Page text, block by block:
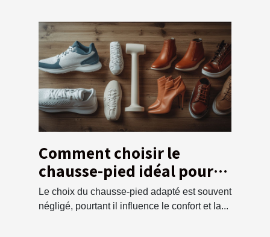
Comment choisir le
chausse-pied idéal pour
chaque type de chaussure
Le choix du chausse-pied adapté est souvent
négligé, pourtant il influence le confort et la...